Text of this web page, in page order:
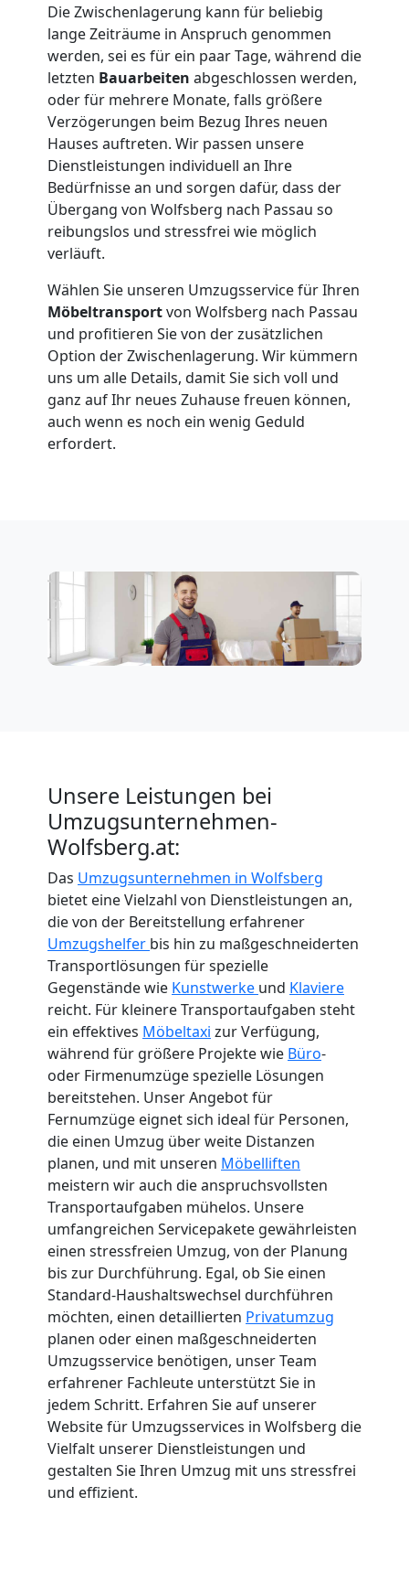
Die Zwischenlagerung kann für beliebig
lange Zeiträume in Anspruch genommen
werden, sei es für ein paar Tage, während die
letzten Bauarbeiten abgeschlossen werden,
oder für mehrere Monate, falls größere
Verzögerungen beim Bezug Ihres neuen
Hauses auftreten. Wir passen unsere
Dienstleistungen individuell an Ihre
Bedürfnisse an und sorgen dafür, dass der
Übergang von Wolfsberg nach Passau so
reibungslos und stressfrei wie möglich
verläuft.
Wählen Sie unseren Umzugsservice für Ihren
Möbeltransportvon Wolfsberg nach Passau
und profitieren Sie von der zusätzlichen
Option der Zwischenlagerung. Wir kümmern
uns um alle Details, damit Sie sich voll und
ganz auf Ihr neues Zuhause freuen können,
auch wenn es noch ein wenig Geduld
erfordert.
Unsere Leistungen bei
Umzugsunternehmen-
Wolfsberg.at:
Das Umzugsunternehmen in Wolfsberg
bietet eine Vielzahl von Dienstleistungen an,
die von der Bereitstellung erfahrener
Umzugshelfer bis hin zu maßgeschneiderten
Transportlösungen für spezielle
Gegenstände wie Kunstwerke und Klaviere
reicht. Für kleinere Transportaufgaben steht
ein effektives Möbeltaxi zur Verfügung,
während für größere Projekte wie Büro-
oder Firmenumzüge spezielle Lösungen
bereitstehen. Unser Angebot für
Fernumzüge eignet sich ideal für Personen,
die einen Umzug über weite Distanzen
planen, und mit unseren Möbelliften
meistern wir auch die anspruchsvollsten
Transportaufgaben mühelos. Unsere
umfangreichen Servicepakete gewährleisten
einen stressfreien Umzug, von der Planung
bis zur Durchführung. Egal, ob Sie einen
Standard-Haushaltswechsel durchführen
möchten, einen detaillierten Privatumzug
planen oder einen maßgeschneiderten
Umzugsservice benötigen, unser Team
erfahrener Fachleute unterstützt Sie in
jedem Schritt. Erfahren Sie auf unserer
Website für Umzugsservices in Wolfsberg die
Vielfalt unserer Dienstleistungen und
gestalten Sie Ihren Umzug mit uns stressfrei
und effizient.